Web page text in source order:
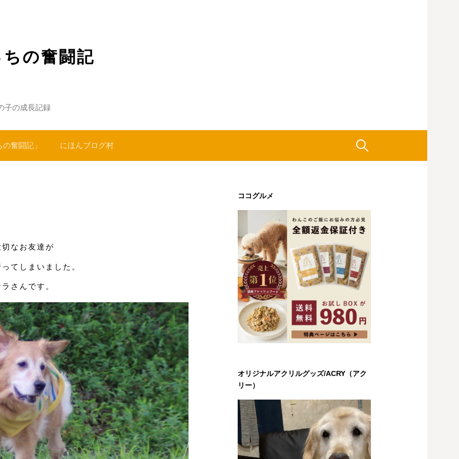
の奮闘記
子の成長記録
奮闘記」 にほんブログ村 検
切なお友達が
てしまいました。
さんです。
ココグルメ
オリジナルアクリルグッズ/ACRY（アク
リー）